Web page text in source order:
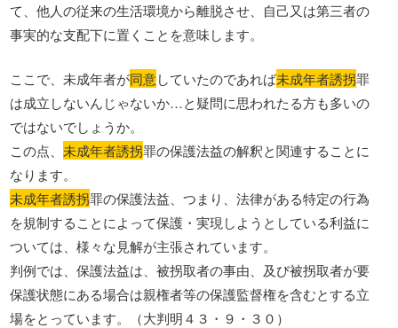
て、他人の従来の生活環境から離脱させ、自己又は第三者の
事実的な支配下に置くことを意味します。
ここで、未成年者が同意していたのであれば未成年者誘拐罪
は成立しないんじゃないか…と疑問に思われたる方も多いの
ではないでしょうか。
この点、未成年者誘拐罪の保護法益の解釈と関連することに
なります。
未成年者誘拐罪の保護法益、つまり、法律がある特定の行為
を規制することによって保護・実現しようとしている利益に
ついては、様々な見解が主張されています。
判例では、保護法益は、被拐取者の事由、及び被拐取者が要
保護状態にある場合は親権者等の保護監督権を含むとする立
場をとっています。（大判明４３・９・３０）